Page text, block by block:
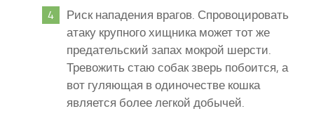
Риск нападения врагов. Спровоцировать
атаку крупного хищника может тот же
предательский запах мокрой шерсти.
Тревожить стаю собак зверь побоится, а
вот гуляющая в одиночестве кошка
является более легкой добычей.